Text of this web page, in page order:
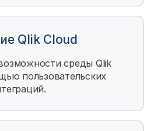
Qlik Cloud
среды Qlik
пользовательских